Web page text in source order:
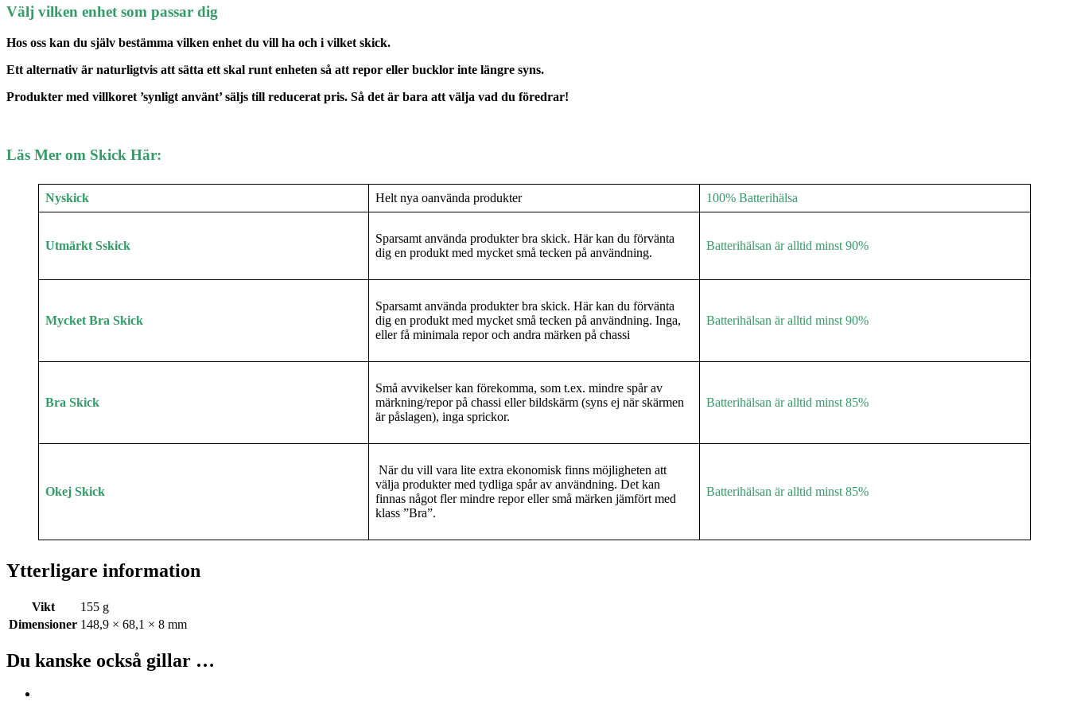
Välj vilken enhet som passar dig
Hos oss kan du själv bestämma vilken enhet du vill ha och i vilket skick.
Ett alternativ är naturligtvis att sätta ett skal runt enheten så att repor eller bucklor inte längre syns.
Produkter med villkoret ’synligt använt’ säljs till reducerat pris. Så det är bara att välja vad du föredrar!
Läs Mer om Skick Här:
Nyskick Helt nya oanvända produkter 100% Batterihälsa
Utmärkt Sskick
Sparsamt använda produkter bra skick. Här kan du förvänta
dig en produkt med mycket små tecken på användning.
Batterihälsan är alltid minst 90%
Mycket Bra Skick
Sparsamt använda produkter bra skick. Här kan du förvänta
dig en produkt med mycket små tecken på användning. Inga,
eller få minimala repor och andra märken på chassi
Batterihälsan är alltid minst 90%
Bra Skick
Små avvikelser kan förekomma, som t.ex. mindre spår av
märkning/repor på chassi eller bildskärm (syns ej när skärmen
är påslagen), inga sprickor.
Batterihälsan är alltid minst 85%
Okej Skick
När du vill vara lite extra ekonomisk finns möjligheten att
välja produkter med tydliga spår av användning. Det kan
finnas något fler mindre repor eller små märken jämfört med
klass ”Bra”.
Batterihälsan är alltid minst 85%
Ytterligare information
Vikt
155 g
Dimensioner 148,9 × 68,1 × 8 mm
Du kanske också gillar …